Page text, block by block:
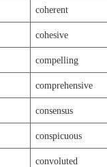
coherent
cohesive
compelling
comprehensive
consensus
conspicuous
convoluted